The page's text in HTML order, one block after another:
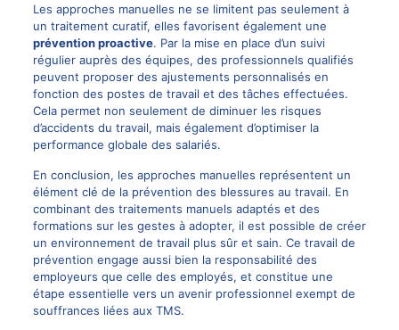
Les approches manuelles ne se limitent pas seulement à
un traitement curatif, elles favorisent également une
prévention proactive. Par la mise en place d’un suivi
régulier auprès des équipes, des professionnels qualifiés
peuvent proposer des ajustements personnalisés en
fonction des postes de travail et des tâches effectuées.
Cela permet non seulement de diminuer les risques
d’accidents du travail, mais également d’optimiser la
performance globale des salariés.
En conclusion, les approches manuelles représentent un
élément clé de la prévention des blessures au travail. En
combinant des traitements manuels adaptés et des
formations sur les gestes à adopter, il est possible de créer
un environnement de travail plus sûr et sain. Ce travail de
prévention engage aussi bien la responsabilité des
employeurs que celle des employés, et constitue une
étape essentielle vers un avenir professionnel exempt de
souffrances liées aux TMS.